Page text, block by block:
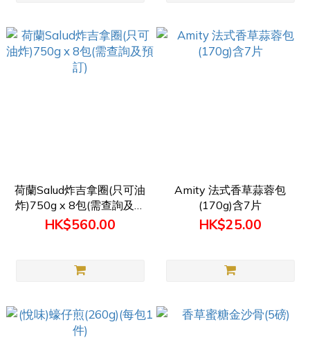
荷蘭Salud炸吉拿圈(只可油
炸)750g x 8包(需查詢及預
訂)
HK$560.00
Amity 法式香草蒜蓉包
(170g)含7片
HK$25.00